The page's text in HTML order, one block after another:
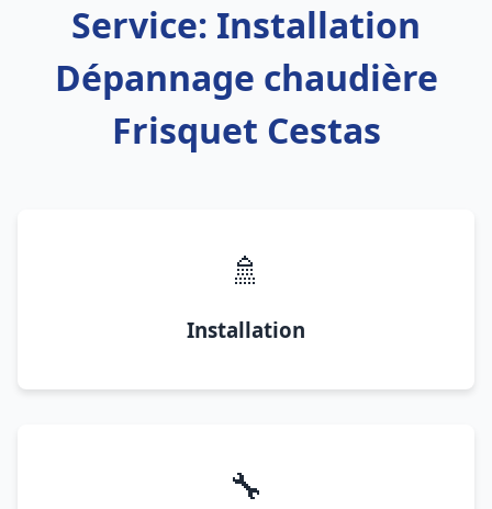
Service: Installation
Dépannage chaudière
Frisquet Cestas
🚿
Installation
🔧